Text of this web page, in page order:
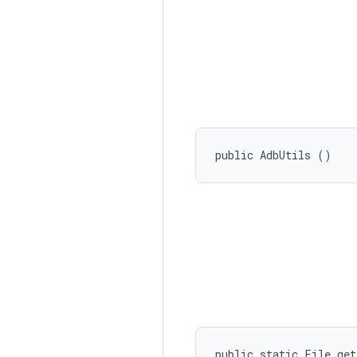
public AdbUtils ()